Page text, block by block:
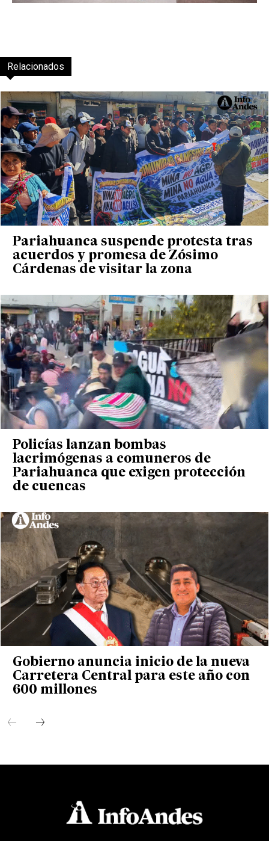
Relacionados
Pariahuanca suspende protesta tras
acuerdos y promesa de Zósimo
Cárdenas de visitar la zona
Policías lanzan bombas
lacrimógenas a comuneros de
Pariahuanca que exigen protección
de cuencas
Gobierno anuncia inicio de la nueva
Carretera Central para este año con
600 millones